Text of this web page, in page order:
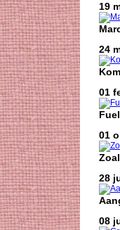
19
24
01
Fuel
01
28
08